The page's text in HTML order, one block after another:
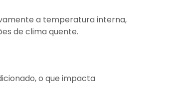
a temperatura interna,
de clima quente.
o que impacta